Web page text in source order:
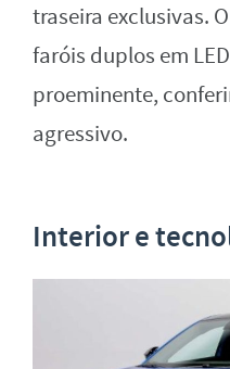
traseira exclusivas.
faróis duplos em
proeminente,
agressivo.
Interior e